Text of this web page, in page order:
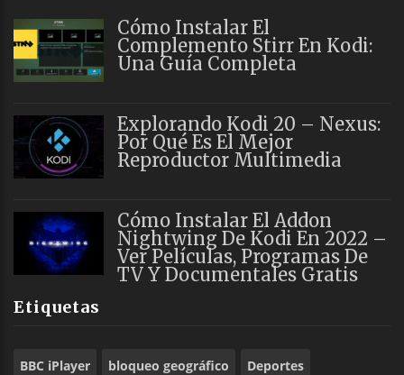
Cómo Instalar El
Complemento Stirr En Kodi:
Una Guía Completa
Explorando Kodi 20 – Nexus:
Por Qué Es El Mejor
Reproductor Multimedia
Cómo Instalar El Addon
Nightwing De Kodi En 2022 –
Ver Películas, Programas De
TV Y Documentales Gratis
Etiquetas
BBC iPlayer bloqueo geográfico Deportes